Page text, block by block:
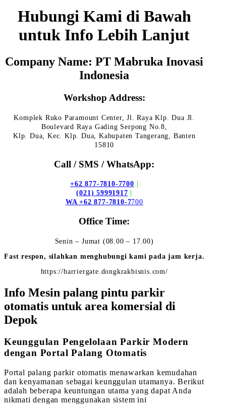
Hubungi Kami di Bawah
untuk Info Lebih Lanjut
Company Name: PT Mabruka Inovasi
Indonesia
Workshop Address:
Komplek Ruko Paramount Center, Jl. Raya Klp. Dua Jl.
Boulevard Raya Gading Serpong No.8,
Klp. Dua, Kec. Klp. Dua, Kabupaten Tangerang, Banten
15810
Call / SMS / WhatsApp:
+62 877-7810-7700
(021) 59991917
WA +62 877-7810-7700
Office Time:
Senin – Jumat (08.00 – 17.00)
Fast respon, silahkan menghubungi kami pada jam kerja.
https://barriergate.dongkrakbisnis.com/
Info Mesin palang pintu parkir
otomatis untuk area komersial di
Depok
Keunggulan Pengelolaan Parkir Modern
dengan Portal Palang Otomatis
Portal palang parkir otomatis menawarkan kemudahan
dan kenyamanan sebagai keunggulan utamanya. Berikut
adalah beberapa keuntungan utama yang dapat Anda
nikmati dengan menggunakan sistem ini